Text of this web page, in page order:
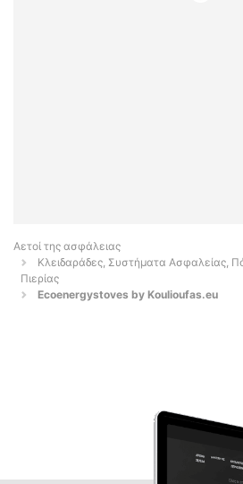
Αετοί της ασφάλειας
Κλειδαράδες, Συστήματα Ασφαλείας,
Πιερίας
Ecoenergystoves by Koulioufas.eu